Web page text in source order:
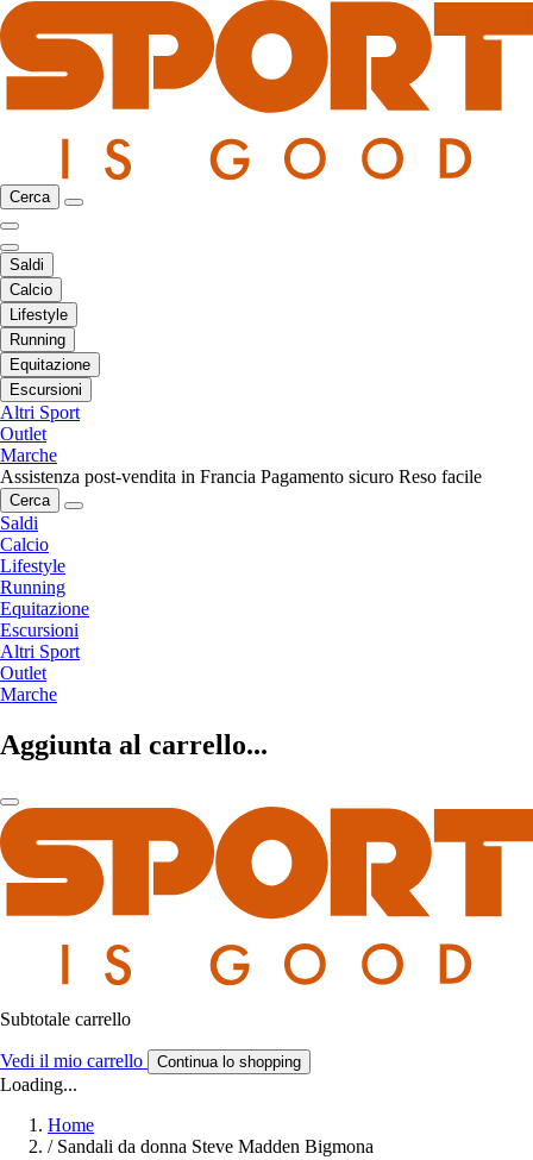
Cerca
Saldi
Calcio
Lifestyle
Running
Equitazione
Escursioni
Altri Sport
Outlet
Marche
Assistenza post-vendita in Francia Pagamento sicuro Reso facile
Cerca
Saldi
Calcio
Lifestyle
Running
Equitazione
Escursioni
Altri Sport
Outlet
Marche
Aggiunta al carrello...
Subtotale carrello
Vedi il mio carrello Continua lo shopping
Loading...
Home
/ Sandali da donna Steve Madden Bigmona